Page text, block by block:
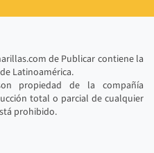
de Publicar contiene la
Latinoamérica.
propiedad de la compañía
total o parcial de cualquier
prohibido.